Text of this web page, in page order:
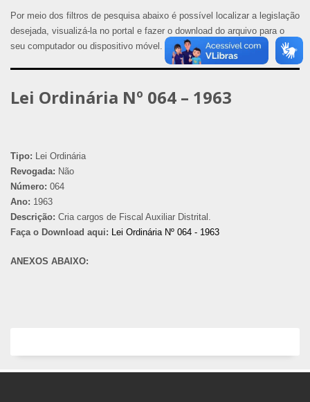
Por meio dos filtros de pesquisa abaixo é possível localizar a legislação
desejada, visualizá-la no portal e fazer o download do arquivo para o
seu computador ou dispositivo móvel.
Lei Ordinária Nº 064 – 1963
Tipo: Lei Ordinária
Revogada: Não
Número: 064
Ano: 1963
Descrição: Cria cargos de Fiscal Auxiliar Distrital.
Faça o Download aqui: Lei Ordinária Nº 064 - 1963
ANEXOS ABAIXO: